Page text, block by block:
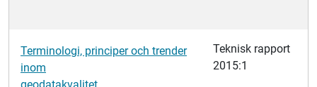
Terminologi, principer och trender
inom
geodatakvalitet
Teknisk rapport
2015:1